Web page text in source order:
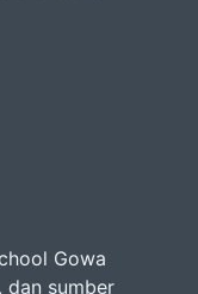
Gowa
dan sumber